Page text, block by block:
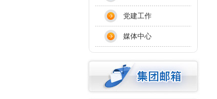
党建工作
媒体中心